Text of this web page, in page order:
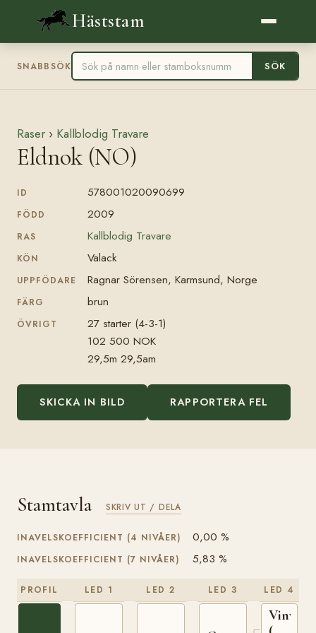
Häststam
SNABBSÖK SÖK
Raser › Kallblodig Travare
Eldnok (NO)
ID 578001020090699
FÖDD 2009
RAS Kallblodig Travare
KÖN Valack
UPPFÖDARE Ragnar Sörensen, Karmsund, Norge
FÄRG brun
ÖVRIGT
27 starter (4-3-1)
102 500 NOK
29,5m 29,5am
SKICKA IN BILD RAPPORTERA FEL
Stamtavla SKRIV UT / DELA
INAVELSKOEFFICIENT (4 NIVÅER) 0,00 %
INAVELSKOEFFICIENT (7 NIVÅER) 5,83 %
PROFIL LED 1 LED 2 LED 3 LED 4
Vinvar